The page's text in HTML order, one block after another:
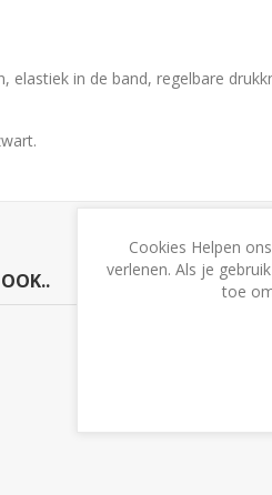
elastiek in de band, regelbare
Cookies Helpen
verlenen. Als je
toe